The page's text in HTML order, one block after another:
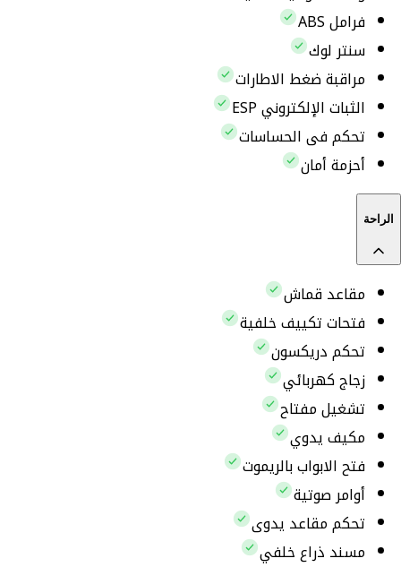
فرامل ABS
سنتر لوك
مراقبة ضغط الاطارات
الثبات الإلكتروني ESP
تحكم فى الحساسات
أحزمة أمان
الراحة
مقاعد قماش
فتحات تكييف خلفية
تحكم دريكسون
زجاج كهربائي
تشغيل مفتاح
مكيف يدوي
فتح الابواب بالريموت
أوامر صوتية
تحكم مقاعد يدوى
مسند ذراع خلفي